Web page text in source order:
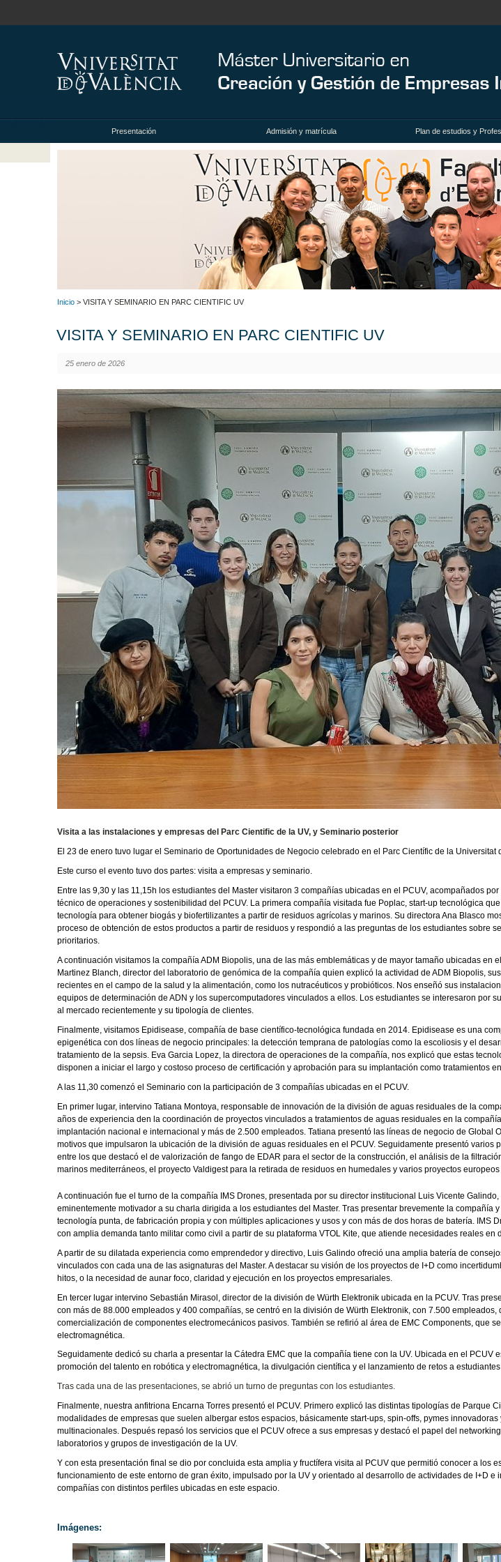
Presentación Admisión y matrícula Plan de estudios y
Inicio > VISITA Y SEMINARIO EN PARC CIENTIFIC UV
VISITA Y SEMINARIO EN PARC CIENTIFIC UV
25 enero de 2026
Visita a las instalaciones y empresas del Parc Cientific de la UV, y Seminario posterior
El 23 de enero tuvo lugar el Seminario de Oportunidades de Negocio celebrado en el Parc Científic de la Universitat
Este curso el evento tuvo dos partes: visita a empresas y seminario.
Entre las 9,30 y las 11,15h los estudiantes del Master visitaron 3 compañías ubicadas en el PCUV, acompañados
técnico de operaciones y sostenibilidad del PCUV. La primera compañía visitada fue Poplac, start-up tecnológica
tecnología para obtener biogás y biofertilizantes a partir de residuos agrícolas y marinos. Su directora Ana Blasco
proceso de obtención de estos productos a partir de residuos y respondió a las preguntas de los estudiantes sobre
prioritarios.
A continuación visitamos la compañía ADM Biopolis, una de las más emblemáticas y de mayor tamaño ubicadas en
Martinez Blanch, director del laboratorio de genómica de la compañía quien explicó la actividad de ADM Biopolis,
recientes en el campo de la salud y la alimentación, como los nutracéuticos y probióticos. Nos enseñó sus
equipos de determinación de ADN y los supercomputadores vinculados a ellos. Los estudiantes se interesaron por
al mercado recientemente y su tipología de clientes.
Finalmente, visitamos Epidisease, compañía de base científico-tecnológica fundada en 2014. Epidisease es una
epigenética con dos líneas de negocio principales: la detección temprana de patologías como la escoliosis y el
tratamiento de la sepsis. Eva Garcia Lopez, la directora de operaciones de la compañía, nos explicó que estas
disponen a iniciar el largo y costoso proceso de certificación y aprobación para su implantación como tratamientos
A las 11,30 comenzó el Seminario con la participación de 3 compañías ubicadas en el PCUV.
En primer lugar, intervino Tatiana Montoya, responsable de innovación de la división de aguas residuales de la
años de experiencia den la coordinación de proyectos vinculados a tratamientos de aguas residuales en la
implantación nacional e internacional y más de 2.500 empleados. Tatiana presentó las líneas de negocio de Global
motivos que impulsaron la ubicación de la división de aguas residuales en el PCUV. Seguidamente presentó varios
entre los que destacó el de valorización de fango de EDAR para el sector de la construcción, el análisis de la
marinos mediterráneos, el proyecto Valdigest para la retirada de residuos en humedales y varios proyectos
A continuación fue el turno de la compañía IMS Drones, presentada por su director institucional Luis Vicente
eminentemente motivador a su charla dirigida a los estudiantes del Master. Tras presentar brevemente la compañía
tecnología punta, de fabricación propia y con múltiples aplicaciones y usos y con más de dos horas de batería. IMS
con amplia demanda tanto militar como civil a partir de su plataforma VTOL Kite, que atiende necesidades reales en
A partir de su dilatada experiencia como emprendedor y directivo, Luis Galindo ofreció una amplia batería de
vinculados con cada una de las asignaturas del Master. A destacar su visión de los proyectos de I+D como
hitos, o la necesidad de aunar foco, claridad y ejecución en los proyectos empresariales.
En tercer lugar intervino Sebastián Mirasol, director de la división de Würth Elektronik ubicada en la PCUV. Tras
con más de 88.000 empleados y 400 compañías, se centró en la división de Würth Elektronik, con 7.500
comercialización de componentes electromecánicos pasivos. También se refirió al área de EMC Components, que
electromagnética.
Seguidamente dedicó su charla a presentar la Cátedra EMC que la compañía tiene con la UV. Ubicada en el PCUV
promoción del talento en robótica y electromagnética, la divulgación científica y el lanzamiento de retos a
Tras cada una de las presentaciones, se abrió un turno de preguntas con los estudiantes.
Finalmente, nuestra anfitriona Encarna Torres presentó el PCUV. Primero explicó las distintas tipologías de Parque
modalidades de empresas que suelen albergar estos espacios, básicamente start-ups, spin-offs, pymes innovadoras
multinacionales. Después repasó los servicios que el PCUV ofrece a sus empresas y destacó el papel del
laboratorios y grupos de investigación de la UV.
Y con esta presentación final se dio por concluida esta amplia y fructífera visita al PCUV que permitió conocer a los
funcionamiento de este entorno de gran éxito, impulsado por la UV y orientado al desarrollo de actividades de I+D e
compañías con distintos perfiles ubicadas en este espacio.
Imágenes: